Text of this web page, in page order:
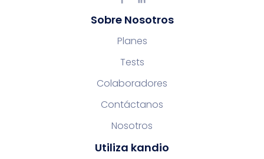
Sobre Nosotros
Planes
Tests
Colaboradores
Contáctanos
Nosotros
Utiliza kandio